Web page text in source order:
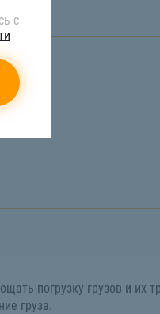
погрузку грузов и их
груза.
с